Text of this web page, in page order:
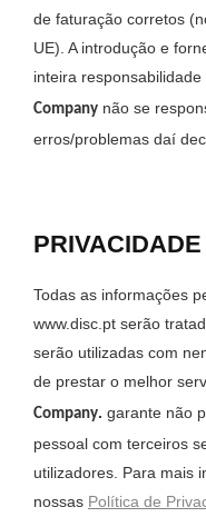
de faturação corretos
UE). A introdução e
inteira
Company não se
erros/problemas daí
PRIVACIDADE
Todas as informações
www.disc.pt serão
serão utilizadas com
de prestar o melhor
Company. garante não
pessoal com terceiros
utilizadores. Para mais
nossas Política de